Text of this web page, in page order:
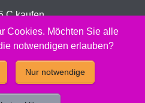
C kaufen
bestellen
Versand Jetzt günstig und
kaufen.
Cookies. Möchten Sie alle
notwendigen erlauben?
Nur notwendige